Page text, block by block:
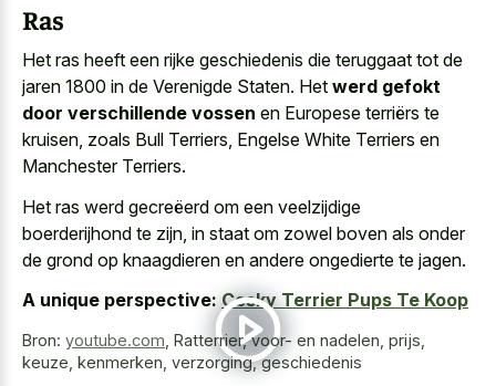
Ras
Het ras heeft een rijke geschiedenis die teruggaat tot de
jaren 1800 in de Verenigde Staten. Het werd gefokt
door verschillende vossen en Europese terriërs te
kruisen, zoals Bull Terriers, Engelse White Terriers en
Manchester Terriers.
Het ras werd gecreëerd om een veelzijdige
boerderijhond te zijn, in staat om zowel boven als onder
de grond op knaagdieren en andere ongedierte te jagen.
A unique perspective: Cesky Terrier Pups Te Koop
Bron: youtube.com Ratterrier, voor- en nadelen, prijs,
keuze, kenmerken, verzorging, geschiedenis